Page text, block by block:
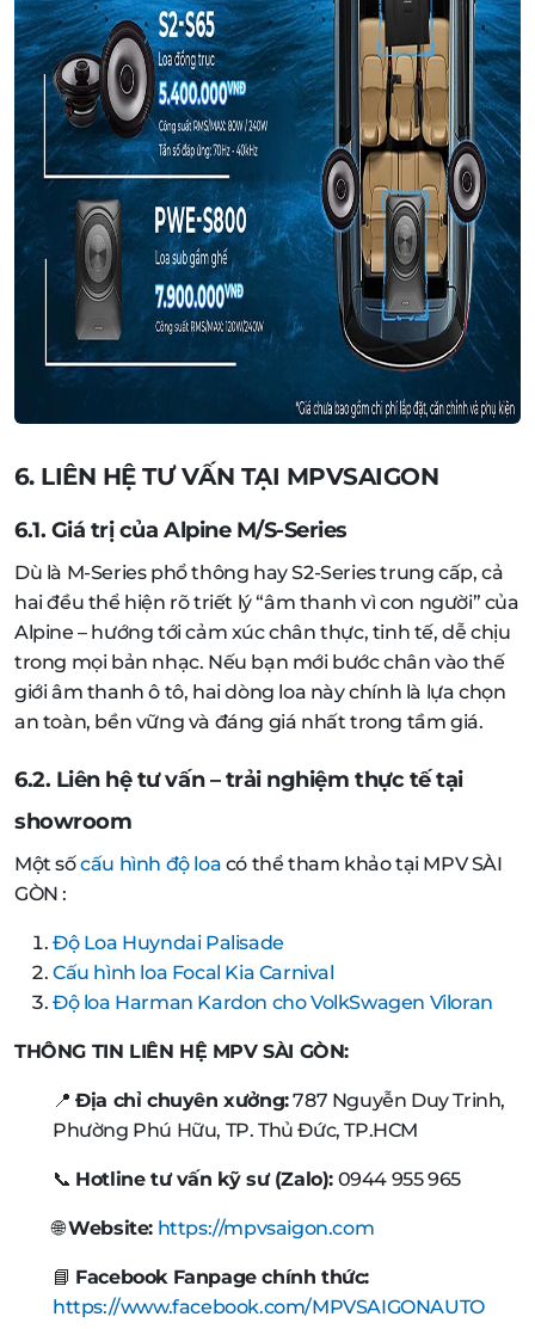
6. LIÊN HỆ TƯ VẤN TẠI MPVSAIGON
6.1. Giá trị của Alpine M/S-Series
Dù là M-Series phổ thông hay S2-Series trung cấp, cả
hai đều thể hiện rõ triết lý “âm thanh vì con người” của
Alpine – hướng tới cảm xúc chân thực, tinh tế, dễ chịu
trong mọi bản nhạc. Nếu bạn mới bước chân vào thế
giới âm thanh ô tô, hai dòng loa này chính là lựa chọn
an toàn, bền vững và đáng giá nhất trong tầm giá.
6.2. Liên hệ tư vấn – trải nghiệm thực tế tại
showroom
Một sốcấu hình độ loa có thể tham khảo tại MPV SÀI
GÒN :
Độ Loa Huyndai Palisade
Cấu hình loa Focal Kia Carnival
Độ loa Harman Kardon cho VolkSwagen Viloran
THÔNG TIN LIÊN HỆ MPV SÀI GÒN:
📍Địa chỉ chuyên xưởng:787 Nguyễn Duy Trinh,
Phường Phú Hữu, TP. Thủ Đức, TP.HCM
📞 Hotline tư vấn kỹ sư (Zalo): 0944 955 965
🌐Website: https://mpvsaigon.com
📘 Facebook Fanpage chính thức:
https://www.facebook.com/MPVSAIGONAUTO